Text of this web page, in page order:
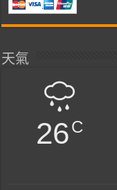
天氣
26C